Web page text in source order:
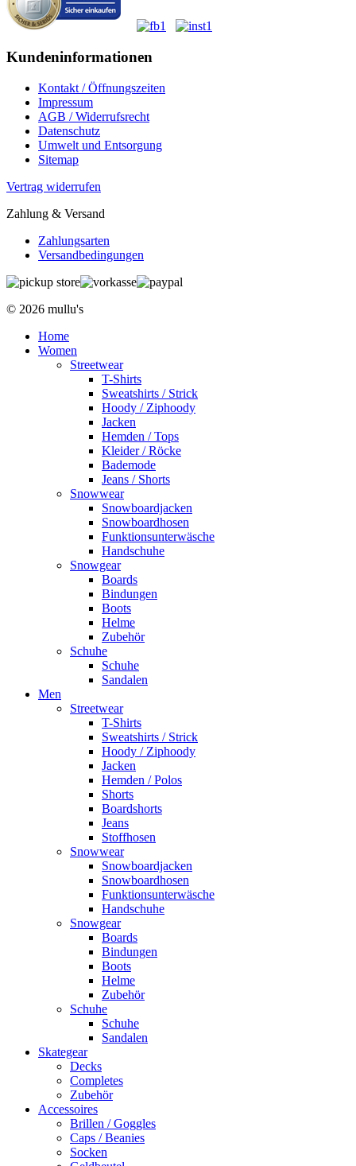
Kundeninformationen
Kontakt / Öffnungszeiten
Impressum
AGB / Widerrufsrecht
Datenschutz
Umwelt und Entsorgung
Sitemap
Vertrag widerrufen
Zahlung & Versand
Zahlungsarten
Versandbedingungen
© 2026 mullu's
Home
Women
Streetwear
T-Shirts
Sweatshirts / Strick
Hoody / Ziphoody
Jacken
Hemden / Tops
Kleider / Röcke
Bademode
Jeans / Shorts
Snowwear
Snowboardjacken
Snowboardhosen
Funktionsunterwäsche
Handschuhe
Snowgear
Boards
Bindungen
Boots
Helme
Zubehör
Schuhe
Schuhe
Sandalen
Men
Streetwear
T-Shirts
Sweatshirts / Strick
Hoody / Ziphoody
Jacken
Hemden / Polos
Shorts
Boardshorts
Jeans
Stoffhosen
Snowwear
Snowboardjacken
Snowboardhosen
Funktionsunterwäsche
Handschuhe
Snowgear
Boards
Bindungen
Boots
Helme
Zubehör
Schuhe
Schuhe
Sandalen
Skategear
Decks
Completes
Zubehör
Accessoires
Brillen / Goggles
Caps / Beanies
Socken